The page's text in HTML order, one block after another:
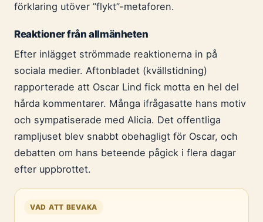
förklaring utöver ”flykt”-metaforen.
Reaktioner från allmänheten
Efter inlägget strömmade reaktionerna in på
sociala medier. Aftonbladet (kvällstidning)
rapporterade att Oscar Lind fick motta en hel del
hårda kommentarer. Många ifrågasatte hans motiv
och sympatiserade med Alicia. Det offentliga
rampljuset blev snabbt obehagligt för Oscar, och
debatten om hans beteende pågick i flera dagar
efter uppbrottet.
VAD ATT BEVAKA